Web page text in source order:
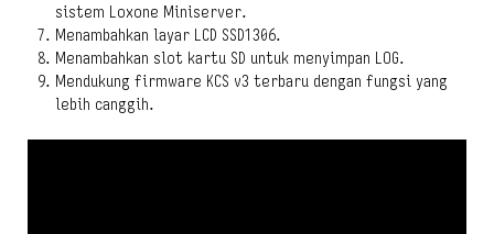
sistem Loxone Miniserver.
Menambahkan layar LCD SSD1306.
Menambahkan slot kartu SD untuk menyimpan LOG.
Mendukung firmware KCS v3 terbaru dengan fungsi yang
lebih canggih.